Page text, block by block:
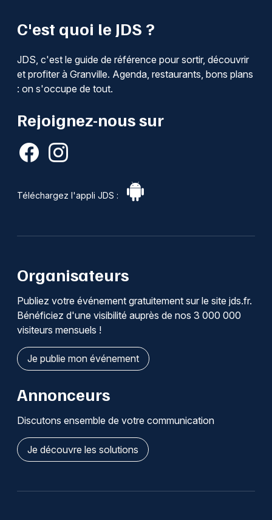
C'est quoi le JDS ?
JDS, c'est le guide de référence pour sortir, découvrir
et profiter à Granville. Agenda, restaurants, bons plans
: on s'occupe de tout.
Rejoignez-nous sur
Téléchargez l'appli JDS :
Organisateurs
Publiez votre événement gratuitement sur le site jds.fr.
Bénéficiez d'une visibilité auprès de nos 3 000 000
visiteurs mensuels !
Je publie mon événement
Annonceurs
Discutons ensemble de votre communication
Je découvre les solutions